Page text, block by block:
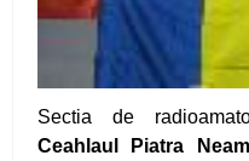
Vor 10 - 12 medalii
Prioritatile
Primele medalii
Sectia de
Ceahlaul Piatra